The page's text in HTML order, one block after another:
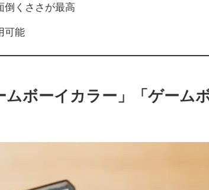
倒くささが最高
可能
ボーイカラー」「ゲーム